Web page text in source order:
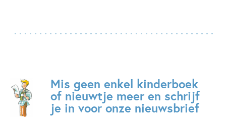
Mis geen enkel kinderboek
of nieuwtje meer en schrijf
je in voor onze nieuwsbrief